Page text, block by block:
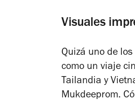
Visuales
Quizá uno de
como un viaje
Tailandia y
Mukdeeprom.